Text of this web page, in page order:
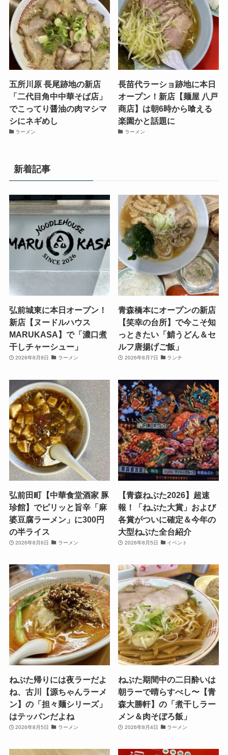
五所川原 長尾跡地の新店
「二代目角中中華そば店」
でこってり醤油の肉マシマ
シにネギめし
ラーメン
長苗代ラーショ跡地に本日
オープン！新店【麺屋 八戸
商店】は朝6時から喰える
楽園かと話題に
ラーメン
新着記事
弘前城東に本日オープン！
新店【ヌードルハウス
MARUKASA】で「濃口煮
干しチャーシュー」
2026年8月8日 ラーメン
青森橋本にオープンの新店
【笑幸の台所】で今こそ知
っときたい「鯖うどん＆セ
ルフ唐揚げご飯」
2026年8月7日 ランチ
弘前田町【中華食堂酒家 豚
珍館】でピリッと旨辛「麻
婆豆腐ラーメン」に300円
の半ライス
2026年8月6日 ラーメン
【青森ねぶた2026】超速
報！「ねぶた大賞」および
各賞がついに確定＆今年の
大型ねぶた全台紹介
2026年8月5日 イベント
ねぶた帰りには夜ラーだよ
ね、古川【源ちゃんラーメ
ン】の「担々麺シリーズ」
はテッパンだよね
2026年8月5日 ラーメン
ねぶた期間中の二日酔いは
朝ラーで晴らすべし〜【青
森大勝軒】の「煮干しラー
メン＆肉そぼろ飯」
2026年8月4日 ラーメン